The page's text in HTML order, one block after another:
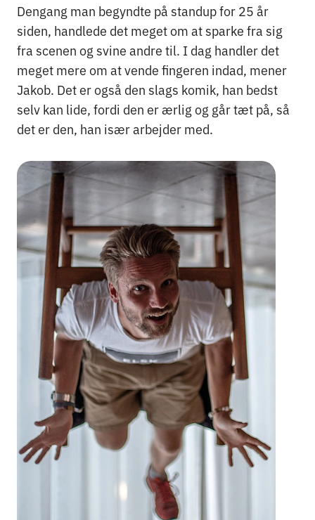
Dengang man begyndte på standup for 25 år
siden, handlede det meget om at sparke fra sig
fra scenen og svine andre til. I dag handler det
meget mere om at vende fingeren indad, mener
Jakob. Det er også den slags komik, han bedst
selv kan lide, fordi den er ærlig og går tæt på, så
det er den, han især arbejder med.